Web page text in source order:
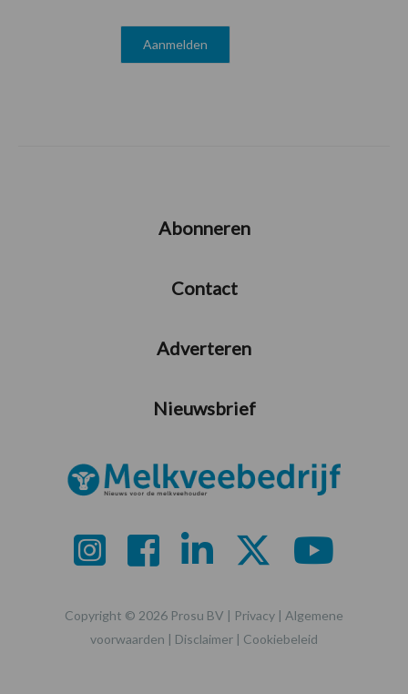
Abonneren
Contact
Adverteren
Nieuwsbrief
Copyright © 2026 Prosu BV | Privacy | Algemene
voorwaarden | Disclaimer | Cookiebeleid